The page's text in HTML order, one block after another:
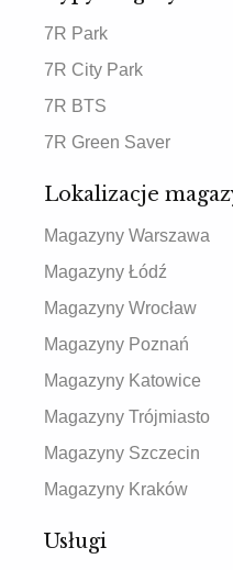
7R Park
7R City Park
7R BTS
7R Green Saver
Lokalizacje
Magazyny Warszawa
Magazyny Łódź
Magazyny Wrocław
Magazyny Poznań
Magazyny Katowice
Magazyny Trójmiasto
Magazyny Szczecin
Magazyny Kraków
Usługi